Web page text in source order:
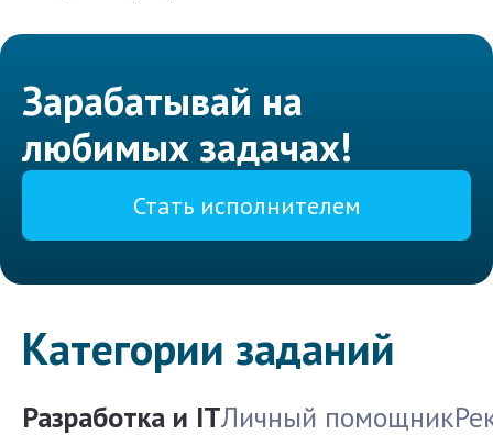
Зарабатывай на
любимых задачах!
Стать исполнителем
Категории заданий
Разработка и ITЛичный помощник